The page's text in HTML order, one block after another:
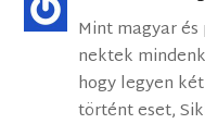
Mint magyar
nektek
hogy legyen
történt eset,